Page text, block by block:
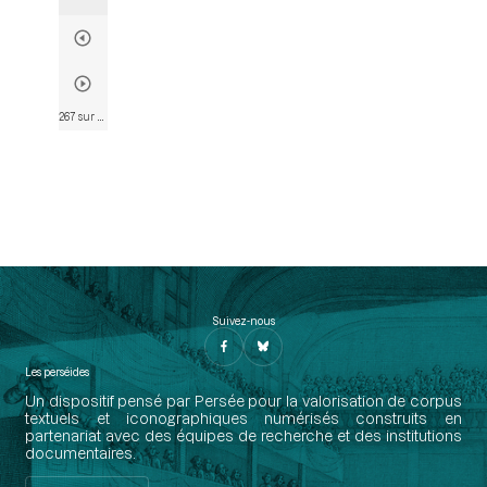
Suivez-nous
Les perséides
Un dispositif pensé par Persée pour la valorisation de corpus
textuels et iconographiques numérisés construits en
partenariat avec des équipes de recherche et des institutions
documentaires.